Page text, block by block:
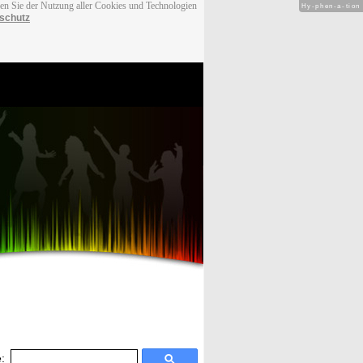
Sie der Nutzung aller Cookies und Technologien
Hy-phen-a-tion